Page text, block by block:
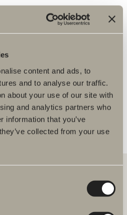
content and ads, to
and to analyse our traffic.
about your use of our site with
and analytics partners who
information that you’ve
collected from your use
møbel?
og mål på
deres?
skuffefrontene på møbelet
Fra baderomsmøbler,